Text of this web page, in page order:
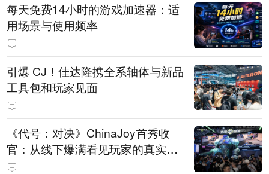
每天免费14小时的游戏加速器：适
用场景与使用频率
引爆 CJ！佳达隆携全系轴体与新品
工具包和玩家见面
《代号：对决》ChinaJoy首秀收
官：从线下爆满看见玩家的真实期
待